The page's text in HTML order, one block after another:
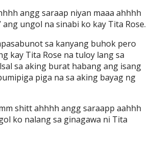
angg saraap niyan maaa ahhhh
ang ungol na sinabi ko kay Tita Rose.
sa kanyang buhok pero
kay Tita Rose na tuloy lang sa
sa aking burat habang ang isang
piga na sa aking bayag ng
shitt ahhhh angg saraapp aahhh
ko nalang sa ginagawa ni Tita